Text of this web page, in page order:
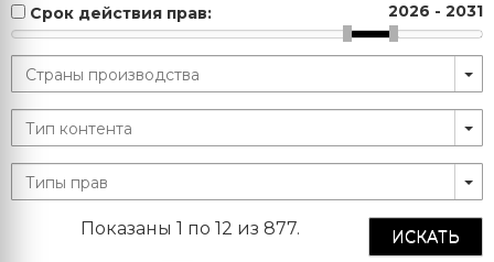
Срок действия прав: 2026 - 2031
ИСКАТЬ
Показаны 1 по 12 из 877.